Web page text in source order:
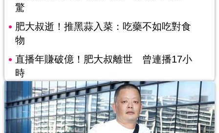
驚
肥大叔逝！推黑蒜入菜：吃藥不如吃對食
物
直播年賺破億！肥大叔離世 曾連播17小
時